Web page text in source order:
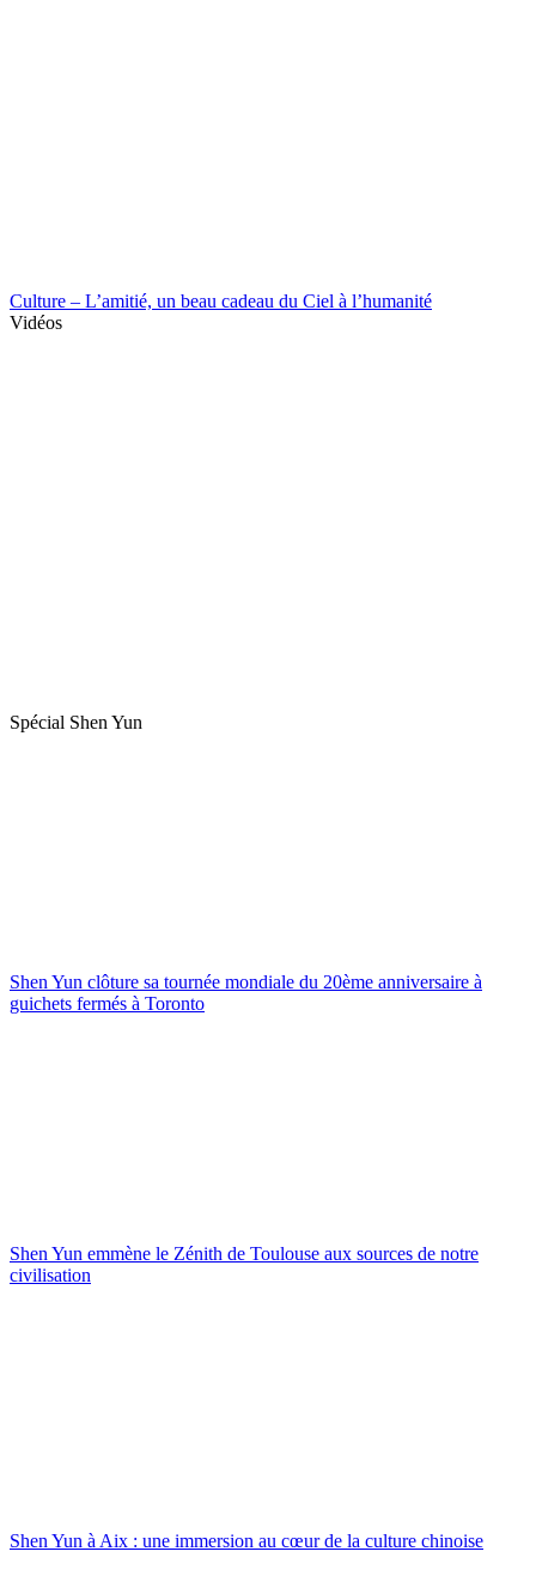
Culture – L’amitié, un beau cadeau du Ciel à l’humanité
Vidéos
Spécial Shen Yun
Shen Yun clôture sa tournée mondiale du 20ème anniversaire à
guichets fermés à Toronto
Shen Yun emmène le Zénith de Toulouse aux sources de notre
civilisation
Shen Yun à Aix : une immersion au cœur de la culture chinoise